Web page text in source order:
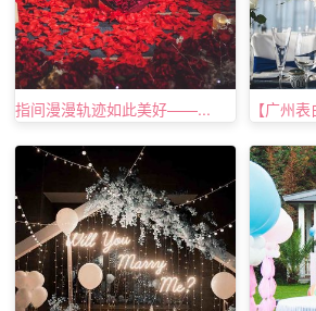
指间漫漫轨迹如此美好——... 【广州